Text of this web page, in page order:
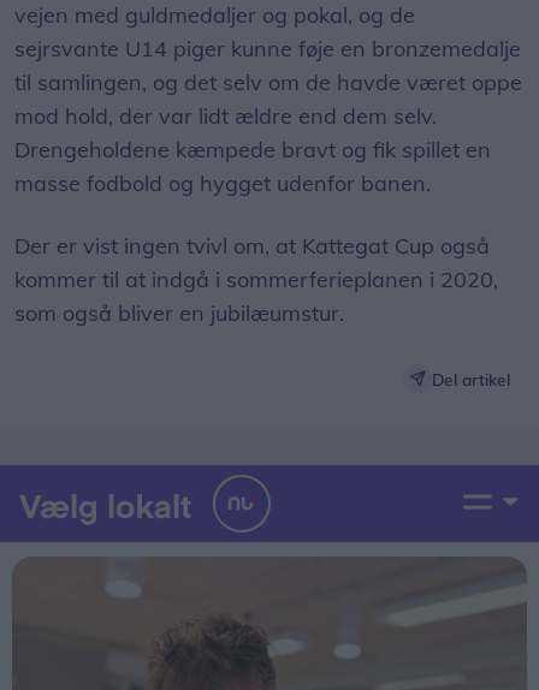
vejen med guldmedaljer og pokal, og de
sejrsvante U14 piger kunne føje en bronzemedalje
til samlingen, og det selv om de havde været oppe
mod hold, der var lidt ældre end dem selv.
Drengeholdene kæmpede bravt og fik spillet en
masse fodbold og hygget udenfor banen.
Der er vist ingen tvivl om, at Kattegat Cup også
kommer til at indgå i sommerferieplanen i 2020,
som også bliver en jubilæumstur.
Del artikel